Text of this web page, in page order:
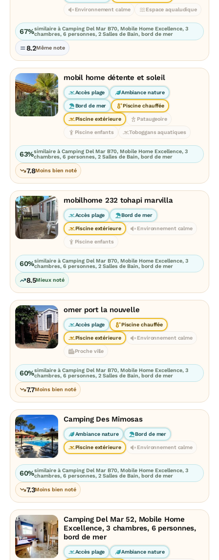
Environnement calme Espace aqualudique
67%similaire à Camping Del Mar B70, Mobile Home Excellence, 3
chambres, 6 personnes, 2 Salles de Bain, bord de mer
8.2Même note
mobil home détente et soleil
Accès plage Ambiance nature
Bord de mer Piscine chauffée
Piscine extérieure Pataugeoire
Piscine enfants Toboggans aquatiques
63%similaire à Camping Del Mar B70, Mobile Home Excellence, 3
chambres, 6 personnes, 2 Salles de Bain, bord de mer
7.8Moins bien noté
mobilhome 232 tohapi marvilla
Accès plage Bord de mer
Piscine extérieure Environnement calme
Piscine enfants
60%similaire à Camping Del Mar B70, Mobile Home Excellence, 3
chambres, 6 personnes, 2 Salles de Bain, bord de mer
8.5Mieux noté
omer port la nouvelle
Accès plage Piscine chauffée
Piscine extérieure Environnement calme
Proche ville
60%similaire à Camping Del Mar B70, Mobile Home Excellence, 3
chambres, 6 personnes, 2 Salles de Bain, bord de mer
7.7Moins bien noté
Camping Des Mimosas
Ambiance nature Bord de mer
Piscine extérieure Environnement calme
60%similaire à Camping Del Mar B70, Mobile Home Excellence, 3
chambres, 6 personnes, 2 Salles de Bain, bord de mer
7.3Moins bien noté
Camping Del Mar 52, Mobile Home
Excellence, 3 chambres, 6 personnes,
bord de mer
Accès plage Ambiance nature